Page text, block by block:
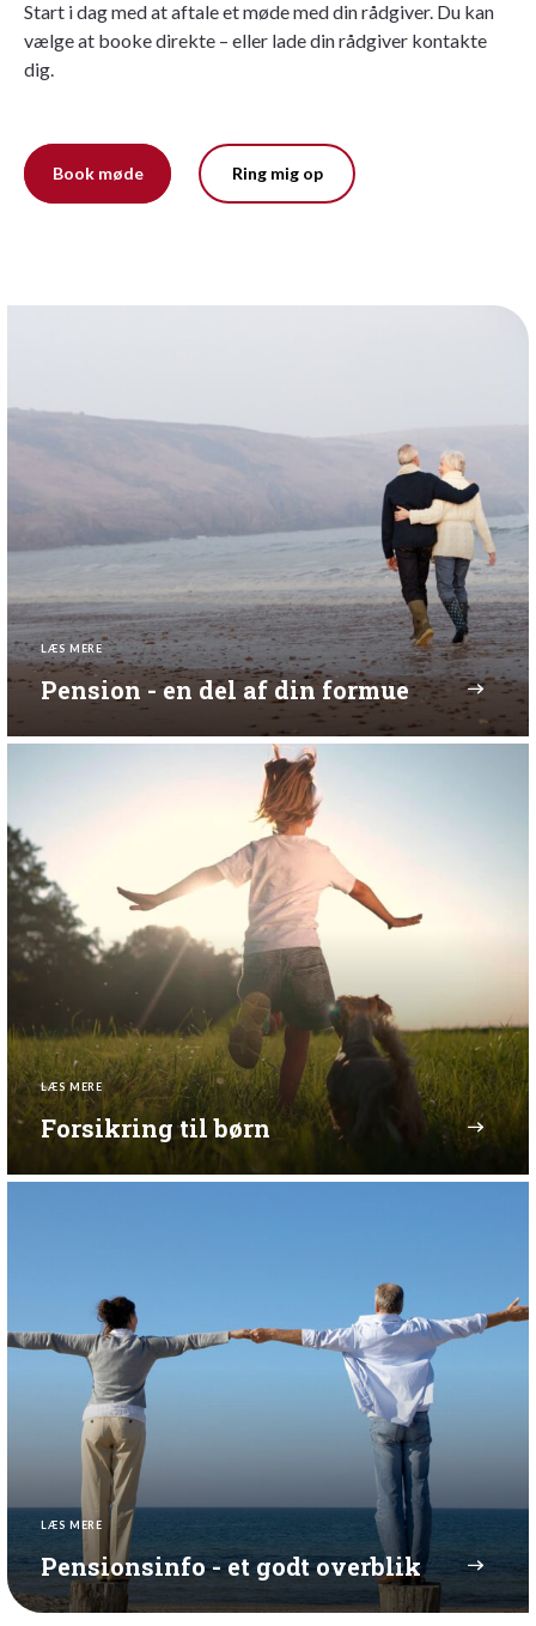
Start i dag med at aftale et møde med din rådgiver. Du kan
vælge at booke direkte – eller lade din rådgiver kontakte
dig.
Book møde Ring mig op
LÆS MERE
Pension - en del af din formue
LÆS MERE
Forsikring til børn
LÆS MERE
Pensionsinfo - et godt overblik